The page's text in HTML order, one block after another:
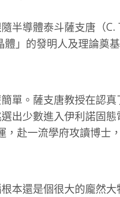
半導體泰斗薩支唐（
」的發明人及理論奠
單。薩支唐教授在認
出少數進入伊利諾固
赴一流學府攻讀博士
本還是個很大的龐然